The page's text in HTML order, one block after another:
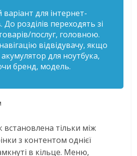
варіант для інтернет-
До розділів переходять зі
послуг, головною.
відвідувачу, якщо
для ноутбука,
бренд, модель.
встановлена тільки між
з контентом однієї
в кільце. Меню,